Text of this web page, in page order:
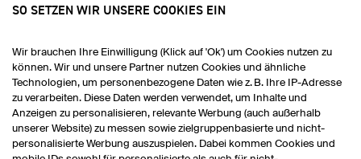
zu Dirt Trikot M5 Pro selbst gestalten
Pro
SO SETZEN WIR UNSERE COOKIES EIN
Wir brauchen Ihre Einwilligung (Klick auf 'Ok') um Cookies nutzen zu
können. Wir und unsere Partner nutzen Cookies und ähnliche
Technologien, um personenbezogene Daten wie z. B. Ihre IP-Adresse
zu verarbeiten. Diese Daten werden verwendet, um Inhalte und
Anzeigen zu personalisieren, relevante Werbung (auch außerhalb
unserer Website) zu messen sowie zielgruppenbasierte und nicht-
personalisierte Werbung auszuspielen. Dabei kommen Cookies und